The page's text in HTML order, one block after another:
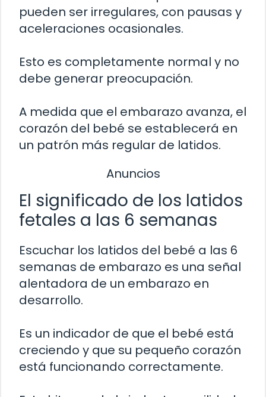
pueden ser irregulares, con pausas y
aceleraciones ocasionales.
Esto es completamente normal y no
debe generar preocupación.
A medida que el embarazo avanza, el
corazón del bebé se establecerá en
un patrón más regular de latidos.
Anuncios
El significado de los latidos
fetales a las 6 semanas
Escuchar los latidos del bebé a las 6
semanas de embarazo es una señal
alentadora de un embarazo en
desarrollo.
Es un indicador de que el bebé está
creciendo y que su pequeño corazón
está funcionando correctamente.